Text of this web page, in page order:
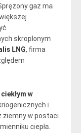
gaz ma
skroplonym
LNG, firma
w
i
ziemny w postaci
ciepła.